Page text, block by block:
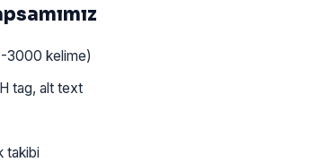
3000 kelime)
tag, alt text
takibi